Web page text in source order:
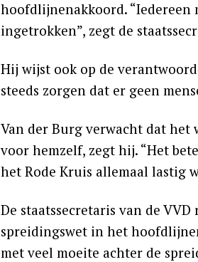
hoofdlijnenakkoord.
ingetrokken”, zegt de
Hij wijst ook op de
steeds zorgen dat er geen
Van der Burg verwacht dat het
voor hemzelf, zegt hij. “Het
het Rode Kruis allemaal lastig
De staatssecretaris van de
spreidingswet in het
met veel moeite achter de